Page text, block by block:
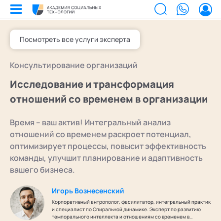
Посмотреть все услуги эксперта
Консультирование организаций
Исследование и трансформация
отношений со временем в организации
Время – ваш актив! Интегральный анализ
отношений со временем раскроет потенциал,
оптимизирует процессы, повысит эффективность
команды, улучшит планирование и адаптивность
вашего бизнеса.
Игорь Вознесенский
Корпоративный антрополог, фасилитатор, интегральный практик
и специалист по Спиральной динамике. Эксперт по развитию
темпорального интеллекта и отношениям со временем в
Образование
Услуги
Найти эксперта
Об Академии
Бизнесу
Приобретенные билеты на мероприятия
Сертификаты, подтверждающие участие в мероприятиях и экспертном
Программы обучения
В этом разделе отображаются программы, на которые вы зачисляетесь/
уже зачислены в качестве слушателя
Заказы услуг
Ваши заказы на услуги Экспертов Академии
Добавить фото, изменить контактные данные
Безопасность
Настройка двухфакторной аутентификации